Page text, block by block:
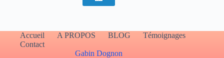
Accueil A PROPOS BLOG
Témoignages
Contact
Gabin Dognon